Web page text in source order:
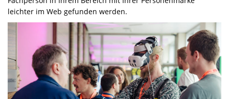
leichter im Web gefunden werden.